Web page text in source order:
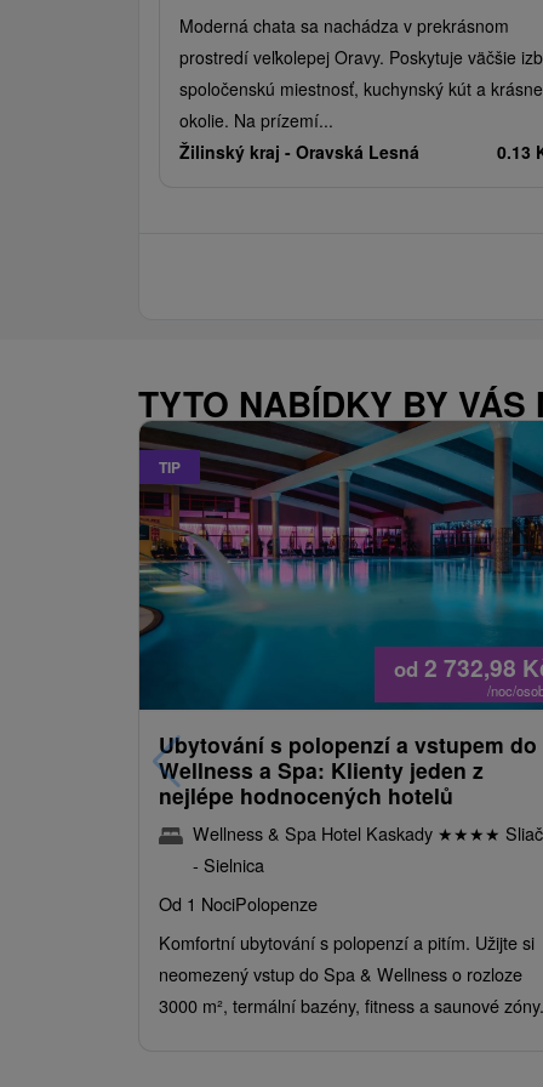
Moderná chata sa nachádza v prekrásnom
prostredí veľkolepej Oravy. Poskytuje väčšie
spoločenskú miestnosť, kuchynský kút a krásne
okolie. Na prízemí...
Žilinský kraj - Oravská Lesná 0.13
TYTO NABÍDKY BY VÁS
TIP
od 2 732,98
/noc/
Ubytování s polopenzí a vstupem do
Wellness a Spa: Klienty jeden z
nejlépe hodnocených hotelů
Wellness & Spa Hotel Kaskady ★★★★ Sliač
- Sielnica
Od 1 NociPolopenze
Komfortní ubytování s polopenzí a pitím. Užijte si
neomezený vstup do Spa & Wellness o rozloze
3000 m², termální bazény, fitness a saunové zóny.